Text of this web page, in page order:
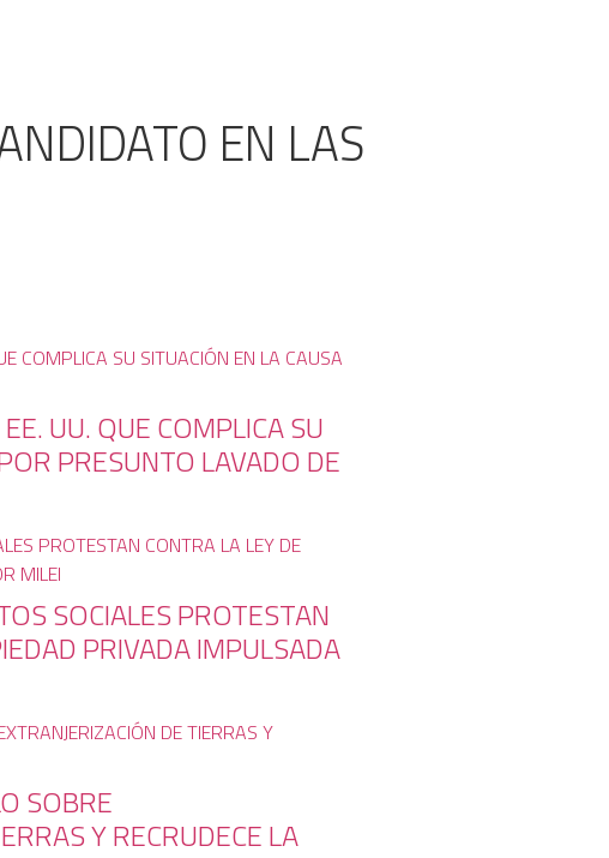
EN LAS
UU. QUE COMPLICA SU
PRESUNTO LAVADO DE
SOCIALES PROTESTAN
PRIVADA IMPULSADA
SOBRE
Y RECRUDECE LA